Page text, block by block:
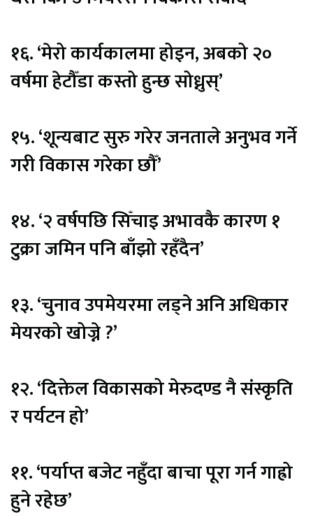
१६. ‘मेरो कार्यकालमा होइन, अबको २०
वर्षमा हेटौँडा कस्तो हुन्छ सोध्नुस्’
१५. ‘शून्यबाट सुरु गरेर जनताले अनुभव गर्ने
गरी विकास गरेका छौँ’
१४. ‘२ वर्षपछि सिँचाइ अभावकै कारण १
टुक्रा जमिन पनि बाँझो रहँदैन’
१३. ‘चुनाव उपमेयरमा लड्ने अनि अधिकार
मेयरको खोज्ने ?’
१२. ‘दिक्तेल विकासको मेरुदण्ड नै संस्कृति
र पर्यटन हो’
११. ‘पर्याप्त बजेट नहुँदा बाचा पूरा गर्न गाह्रो
हुने रहेछ’